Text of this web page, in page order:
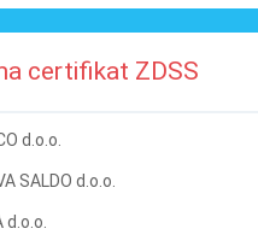
certifikat ZDSS
d.o.o.
SALDO d.o.o.
d.o.o.